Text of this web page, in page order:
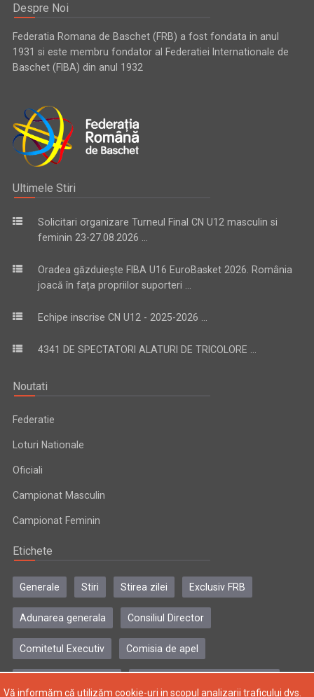
Despre Noi
Federatia Romana de Baschet (FRB) a fost fondata in anul
1931 si este membru fondator al Federatiei Internationale de
Baschet (FIBA) din anul 1932
Ultimele Stiri
Solicitari organizare Turneul Final CN U12 masculin si
feminin 23-27.08.2026 ...
Oradea găzduiește FIBA U16 EuroBasket 2026. România
joacă în fața propriilor suporteri ...
Echipe inscrise CN U12 - 2025-2026 ...
4341 DE SPECTATORI ALATURI DE TRICOLORE ...
Noutati
Federatie
Loturi Nationale
Oficiali
Campionat Masculin
Campionat Feminin
Etichete
Generale Stiri Stirea zilei Exclusiv FRB
Adunarea generala Consiliul Director
Comitetul Executiv Comisia de apel
Vă informăm că utilizăm cookie-uri in scopul analizarii traficului dvs.